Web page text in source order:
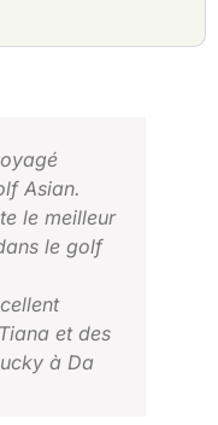
Asian.
le meilleur
le golf
et des
à Da